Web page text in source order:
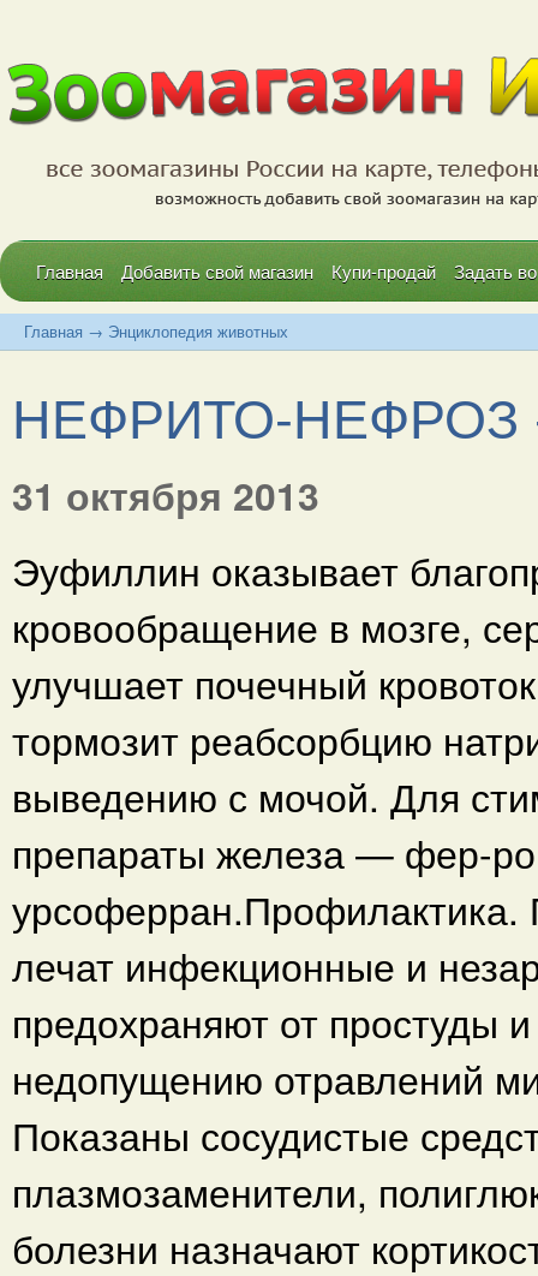
Главная Добавить свой магазин Купи-продай Задать
Главная → Энциклопедия животных
НЕФРИТО-НЕФРОЗ
31 октября 2013
Эуфиллин оказывает
кровообращение в мозге,
улучшает почечный
тормозит реабсорбцию
выведению с мочой. Для
препараты железа — фер-
лечат инфекционные и
предохраняют от простуды
недопущению отравлений
Показаны сосудистые
плазмозаменители,
болезни назначают